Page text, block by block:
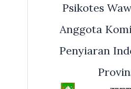
Psikotes
Anggota
Penyiaran